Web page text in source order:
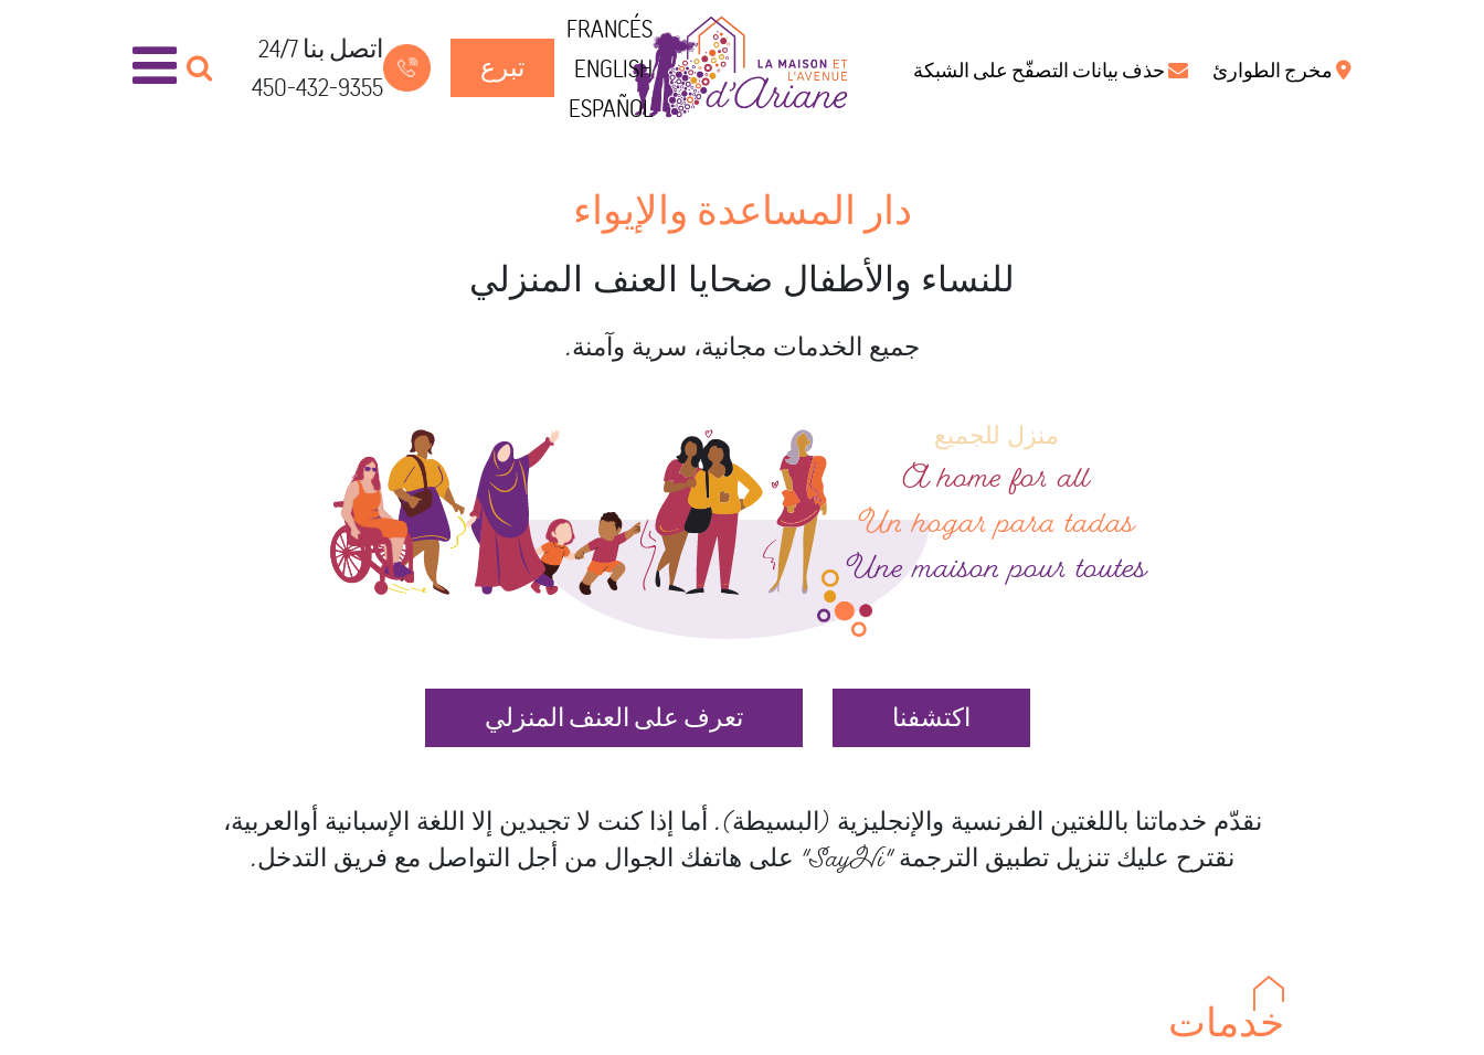
مخرج الطوارئ‌ حذف بيانات التصفّح على الشبكة
FRANCÉS
ENGLISH
ESPAÑOL
تبرع
اتصل بنا 24/7
450-432-9355
‌دار‌ ‌المساعدة ‌‍‌والإيواء‌
للنساء والأطفال ضحايا العنف المنزلي
جميع الخدمات مجانية، سرية وآمنة.
منزل للجميع
A home for all
Un hogar para tadas
Une maison pour toutes
اكتشفنا تعرف على العنف المنزلي
نقدّم خدماتنا باللغتين الفرنسية والإنجليزية (البسيطة). أما إذا كنت لا تجيدين إلا اللغة الإسبانية أوالعربية،
نقترح عليك تنزيل تطبيق الترجمة "SayHi" على هاتفك الجوال من أجل التواصل مع فريق التدخل.
خدمات